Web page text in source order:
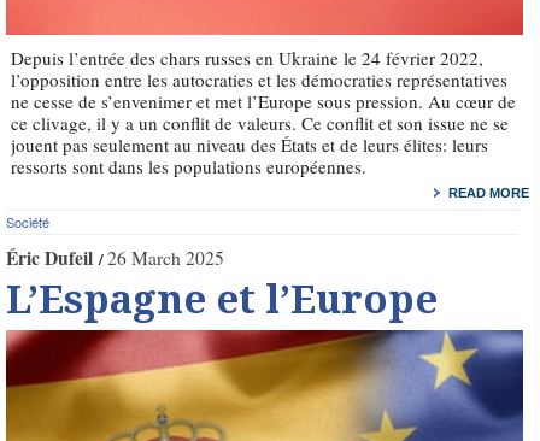
Depuis l’entrée des chars russes en Ukraine le 24 février 2022,
l’opposition entre les autocraties et les démocraties représentatives
ne cesse de s’envenimer et met l’Europe sous pression. Au cœur de
ce clivage, il y a un conflit de valeurs. Ce conflit et son issue ne se
jouent pas seulement au niveau des États et de leurs élites: leurs
ressorts sont dans les populations européennes.
READ MORE
Société
Éric Dufeil 26 March 2025
L’Espagne et l’Europe